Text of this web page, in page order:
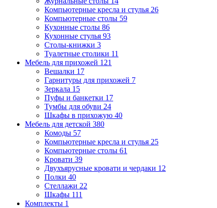
Компьютерные кресла и стулья 26
Компьютерные столы 59
Кухонные столы 86
Кухонные стулья 93
Столы-книжки 3
Туалетные столики 11
Мебель для прихожей 121
Вешалки 17
Гарнитуры для прихожей 7
Зеркала 15
Пуфы и банкетки 17
Тумбы для обуви 24
Шкафы в прихожую 40
Мебель для детской 380
Комоды 57
Компьютерные кресла и стулья 25
Компьютерные столы 61
Кровати 39
Двухъярусные кровати и чердаки 12
Полки 40
Стеллажи 22
Шкафы 111
Комплекты 1